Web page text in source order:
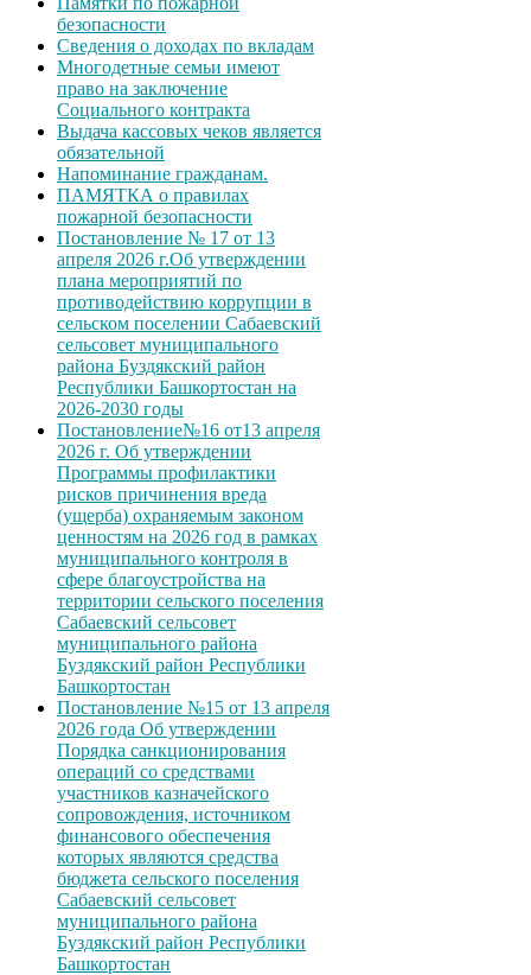
безопасности
Сведения о доходах по вкладам
Многодетные семьи имеют
право на заключение
Социального контракта
Выдача кассовых чеков является
обязательной
Напоминание гражданам.
ПАМЯТКА о правилах
пожарной безопасности
Постановление № 17 от 13
апреля 2026 г.Об утверждении
плана мероприятий по
противодействию коррупции в
сельском поселении Сабаевский
сельсовет муниципального
района Буздякский район
Республики Башкортостан на
2026-2030 годы
Постановление№16 от13 апреля
2026 г. Об утверждении
Программы профилактики
рисков причинения вреда
(ущерба) охраняемым законом
ценностям на 2026 год в рамках
муниципального контроля в
сфере благоустройства на
территории сельского поселения
Сабаевский сельсовет
муниципального района
Буздякский район Республики
Башкортостан
Постановление №15 от 13 апреля
2026 года Об утверждении
Порядка санкционирования
операций со средствами
участников казначейского
сопровождения, источником
финансового обеспечения
которых являются средства
бюджета сельского поселения
Сабаевский сельсовет
муниципального района
Буздякский район Республики
Башкортостан